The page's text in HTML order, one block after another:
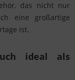
das nicht nur
eine großartige
ist.
ideal als